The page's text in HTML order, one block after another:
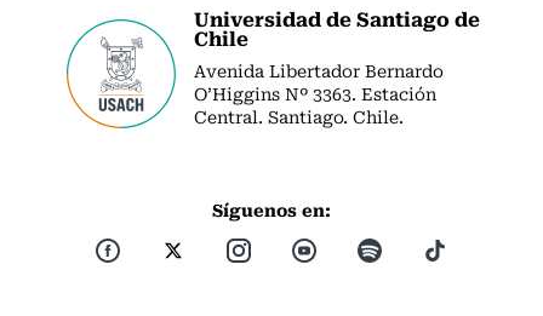
Universidad de Santiago de
Chile
Avenida Libertador Bernardo
O’Higgins Nº 3363. Estación
Central. Santiago. Chile.
Síguenos en: